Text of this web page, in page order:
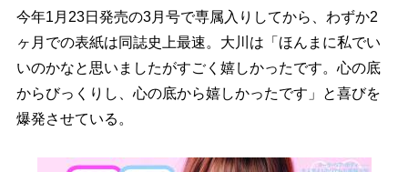
今年1月23日発売の3月号で専属入りしてから、わずか2
ヶ月での表紙は同誌史上最速。大川は「ほんまに私でい
いのかなと思いましたがすごく嬉しかったです。心の底
からびっくりし、心の底から嬉しかったです」と喜びを
爆発させている。